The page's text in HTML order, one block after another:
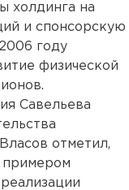
холдинга на
и спонсорскую
году
физической
Савельева
отметил,
примером